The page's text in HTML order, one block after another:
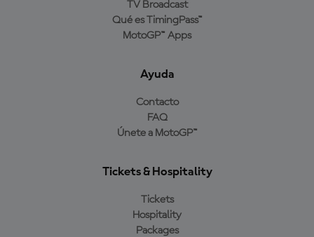
TV Broadcast
Qué es TimingPass™
MotoGP™ Apps
Ayuda
Contacto
FAQ
Únete a MotoGP™
Tickets & Hospitality
Tickets
Hospitality
Packages